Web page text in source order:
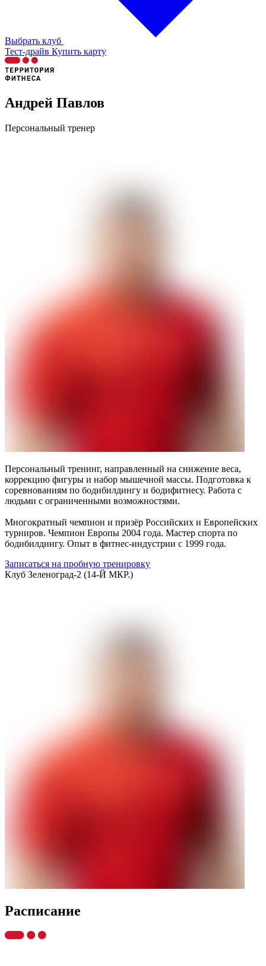
Выбрать клуб
Тест-драйв Купить карту
Андрей Павлов
Персональный тренер
Персональный тренинг, направленный на снижение веса,
коррекцию фигуры и набор мышечной массы. Подготовка к
соревнованиям по бодибилдингу и бодифитнесу. Работа с
людьми с ограниченными возможностями.
Многократный чемпион и призёр Российских и Европейских
турниров. Чемпион Европы 2004 года. Мастер спорта по
бодибилдингу. Опыт в фитнес-индустрии с 1999 года.
Записаться на пробную тренировку
Клуб Зеленоград-2 (14-Й МКР.)
Распиcание